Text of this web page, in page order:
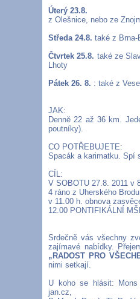
Úterý 23.8.
z Olešnice, nebo ze
Středa 24.8. také z Brna-
Čtvrtek 25.8. také ze
Lhoty
Pátek 26. 8. : také z
JAK:
Denně 22 až 36 km.
poutníky).
CO POTŘEBUJETE:
Spacák a karimatku. Spí
CÍL:
V SOBOTU 27.8. 2011 v
4 ráno z Uherského
v 11.00 h. obnova
12.00 PONTIFIKÁLNÍ
Srdečně vás všechny
zajímavé nabídky.
„RADOST PRO
nimi setkají.
U koho se hlásit: Mons
jan.cz,